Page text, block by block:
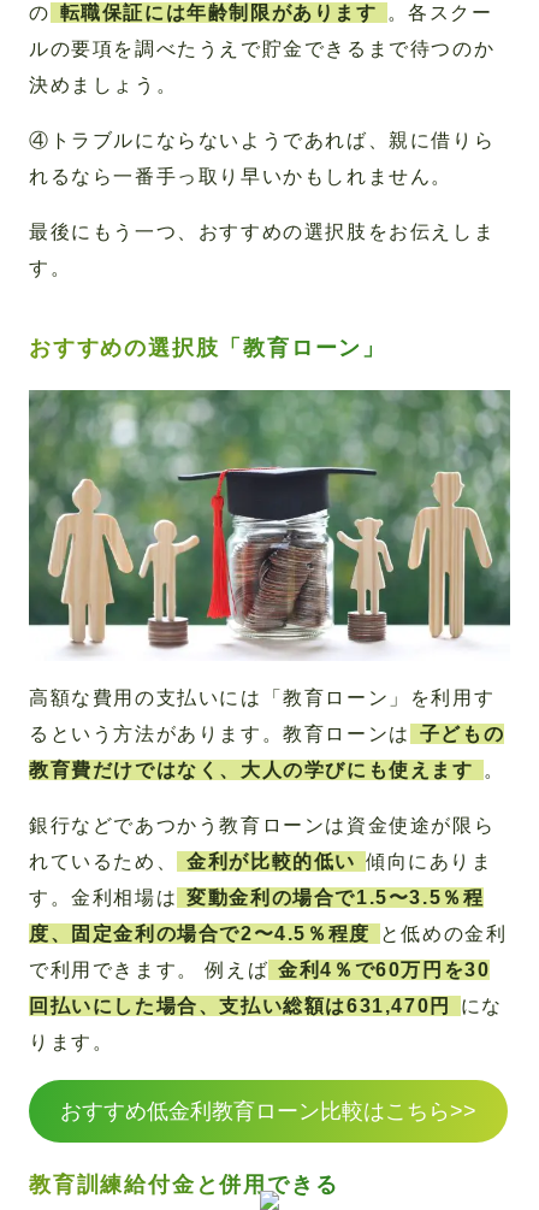
の 転職保証には年齢制限があります
。各スクー
ルの要項を調べたうえで貯金できるまで待つのか
決めましょう。
④トラブルにならないようであれば、親に借りら
れるなら一番手っ取り早いかもしれません。
最後にもう一つ、おすすめの選択肢をお伝えしま
す。
おすすめの選択肢「教育ローン」
高額な費用の支払いには「教育ローン」を利用す
るという方法があります。教育ローンは
子どもの
教育費だけではなく、大人の学びにも使えます
。
銀行などであつかう教育ローンは資金使途が限ら
れているため、
金利が比較的低い 傾向にありま
す。金利相場は
変動金利の場合で1.5〜3.5％程
度、固定金利の場合で2〜4.5％程度
と低めの金利
で利用できます。 例えば 金利4％で60万円を30
回払いにした場合、支払い総額は631,470円
にな
ります。
おすすめ低金利教育ローン比較はこちら>>
教育訓練給付金と併用できる